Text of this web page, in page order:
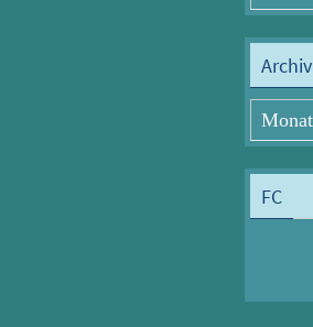
Archiv
Archiv
FC